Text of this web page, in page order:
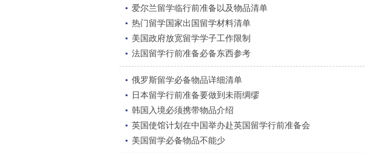
爱尔兰留学临行前准备以及物品清单
热门留学国家出国留学材料清单
美国政府放宽留学学子工作限制
法国留学行前准备必备东西参考
俄罗斯留学必备物品详细清单
日本留学行前准备要做到未雨绸缪
韩国入境必须携带物品介绍
英国使馆计划在中国举办赴英国留学行前准备会
美国留学必备物品不能少